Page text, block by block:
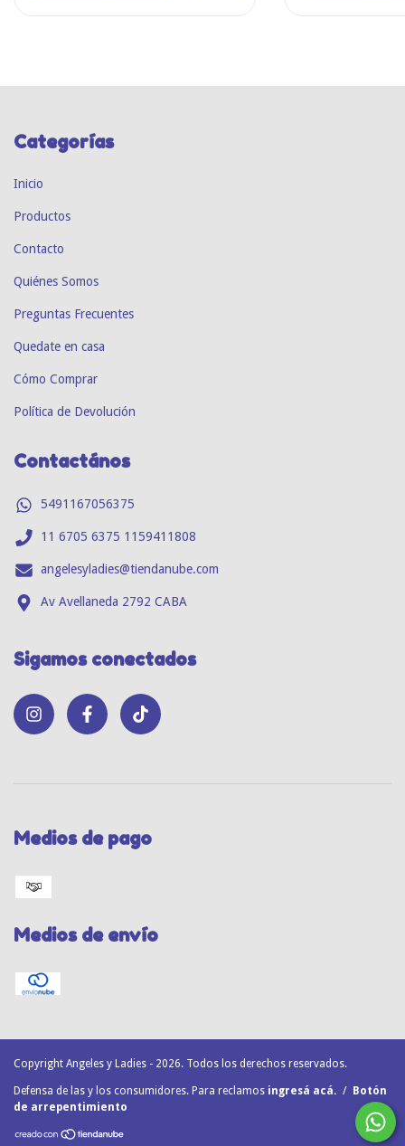
Categorías
Inicio
Productos
Contacto
Quiénes Somos
Preguntas Frecuentes
Quedate en casa
Cómo Comprar
Política de Devolución
Contactános
5491167056375
11 6705 6375 1159411808
angelesyladies@tiendanube.com
Av Avellaneda 2792 CABA
Sigamos conectados
Medios de pago
Medios de envío
Copyright Angeles y Ladies - 2026. Todos los derechos reservados.
Defensa de las y los consumidores. Para reclamos ingresá acá. / Botón
de arrepentimiento